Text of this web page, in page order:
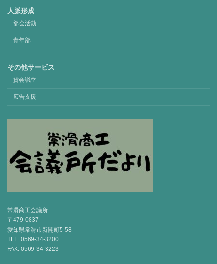
人脈形成
部会活動
青年部
その他サービス
貸会議室
広告支援
常滑商工会議所
〒479-0837
愛知県常滑市新開町5-58
TEL: 0569-34-3200
FAX: 0569-34-3223